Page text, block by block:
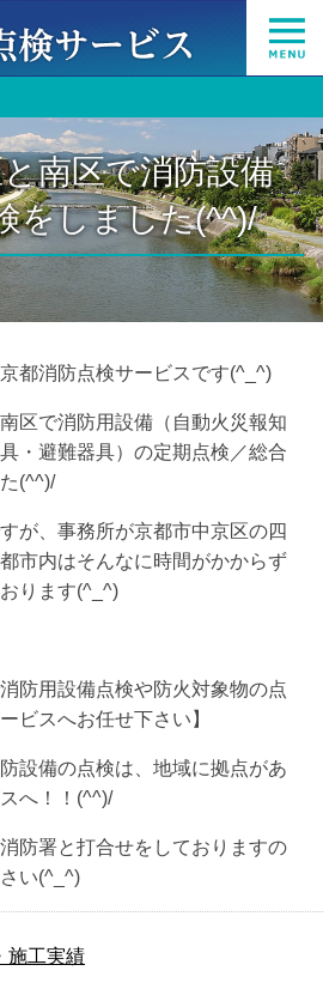
南区で消防設備
をしました(^^)/
都消防点検サービスです(^_^)
区で消防用設備（自動火災報知
・避難器具）の定期点検／総合
(^^)/
が、事務所が京都市中京区の四
市内はそんなに時間がかからず
ります(^_^)
防用設備点検や防火対象物の点
ビスへお任せ下さい】
設備の点検は、地域に拠点があ
へ！！(^^)/
防署と打合せをしておりますの
い(^_^)
施工実績